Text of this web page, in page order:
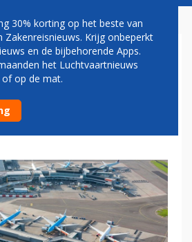
MILIEU:
BEREIKBAAR'
30% korting op het beste van
Zakenreisnieuws. Krijg onbeperkt
en de bijbehorende Apps.
het Luchtvaartnieuws
op de mat.